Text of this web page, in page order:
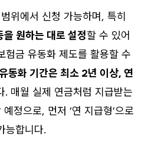
위에서 신청 가능하며, 특히
원하는 대로 설정할 수 있어
험금 유동화 제도를 활용할 수
동화 기간은 최소 2년 이상, 연
. 매월 실제 연금처럼 지급받는
정으로, 먼저 ‘연 지급형’으로
능합니다.